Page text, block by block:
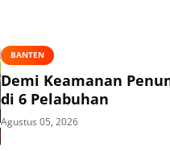
BANTEN
Demi Keamanan
di 6 Pelabuhan
Agustus 05, 2026